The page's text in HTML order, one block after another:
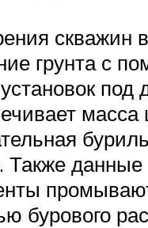
скважин
грунта с
под
масса
Также данные
бурового